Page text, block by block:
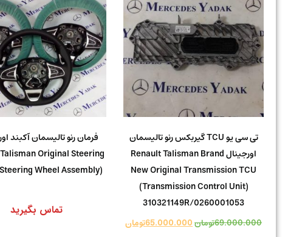
تی سی یو TCU گیربکس رنو تالیسمان
اورجینال Renault Talisman Brand
New Original Transmission TCU
(Transmission Control Unit)
310321149R/0260001053
69.000.000تومان65.000.000تومان
فرمان رنو تالیسمان آکبند
Original Steering
Wheel Assembly)
تماس بگیرید